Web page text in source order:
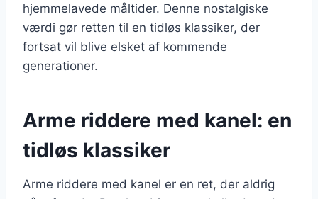
hjemmelavede måltider. Denne nostalgiske
værdi gør retten til en tidløs klassiker, der
fortsat vil blive elsket af kommende
generationer.
Arme riddere med kanel: en
tidløs klassiker
Arme riddere med kanel er en ret, der aldrig